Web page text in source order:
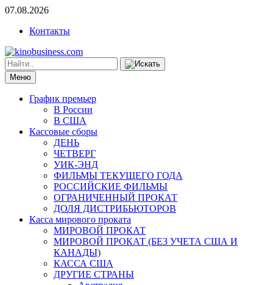
07.08.2026
Контакты
Меню
График премьер
В России
В США
Кассовые сборы
ДЕНЬ
ЧЕТВЕРГ
УИК-ЭНД
ФИЛЬМЫ ТЕКУЩЕГО ГОДА
РОССИЙСКИЕ ФИЛЬМЫ
ОГРАНИЧЕННЫЙ ПРОКАТ
ДОЛЯ ДИСТРИБЬЮТОРОВ
Касса мирового проката
МИРОВОЙ ПРОКАТ
МИРОВОЙ ПРОКАТ (БЕЗ УЧЕТА США И
КАНАДЫ)
КАССА США
ДРУГИЕ СТРАНЫ